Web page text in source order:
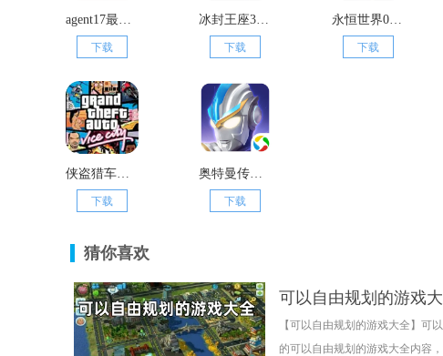
agent17最新版本
下载
冰封王座3单机版
下载
永恒世界0.75汉化版
下载
侠盗猎车手罪恶都市电脑版
下载
奥特曼传奇英雄天诺奥传1.92存档版
下载
猜你喜欢
可以自由规划的游戏
【可以自由规划的游戏大全】可
的可以自由规划的游戏大全内容